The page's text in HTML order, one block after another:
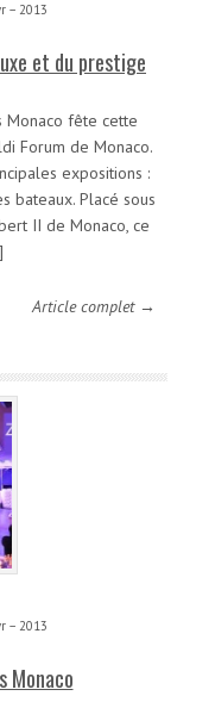
– 2013
et du prestige
Monaco fête cette
Forum de Monaco.
expositions :
bateaux. Placé sous
II de Monaco, ce
Article complet →
– 2013
Monaco